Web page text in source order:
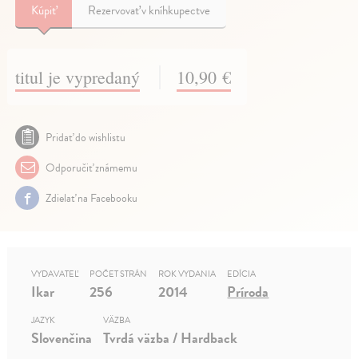
Kúpiť Rezervovať v kníhkupectve
titul je vypredaný 10,90 €
Pridať do wishlistu
Odporučiť známemu
Zdielať na Facebooku
VYDAVATEĽ
Ikar
POČET STRÁN
256
ROK VYDANIA
2014
EDÍCIA
Príroda
JAZYK
Slovenčina
VÄZBA
Tvrdá väzba / Hardback